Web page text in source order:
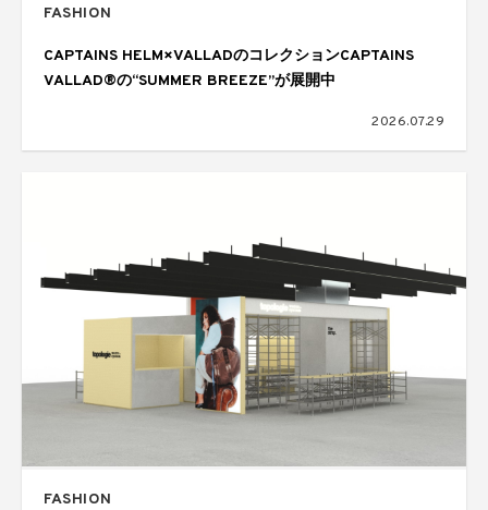
FASHION
CAPTAINS HELM×VALLADのコレクションCAPTAINS
VALLAD®の“SUMMER BREEZE”が展開中
2026.07.29
FASHION